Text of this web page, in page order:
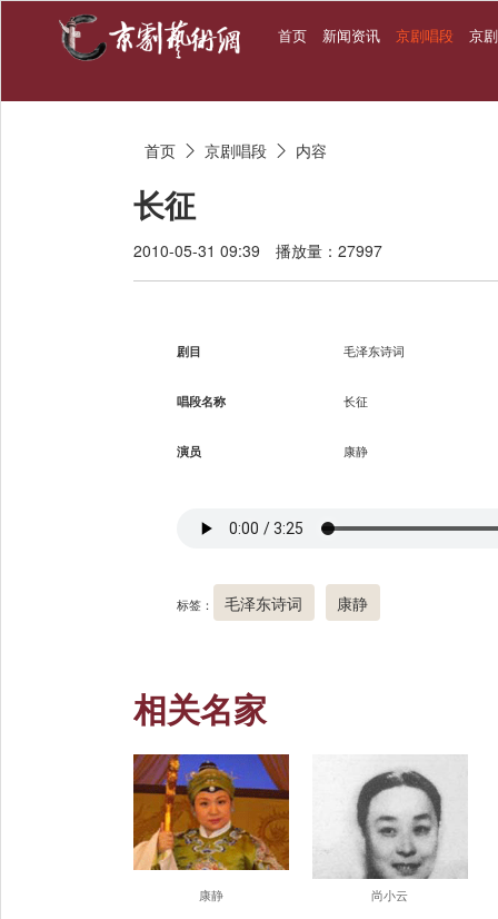
首页 新闻资讯 京剧唱段 京
首页  京剧唱段  内容
长征
2010-05-31 09:39 播放量：27997
剧目 毛泽东诗词
唱段名称 长征
演员 康静
标签： 毛泽东诗词 康静
相关名家
康静 尚小云